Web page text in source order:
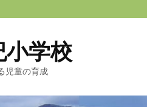
学校
児童の育成